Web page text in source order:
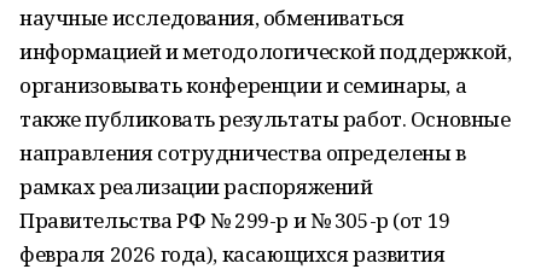
научные исследования, обмениваться
информацией и методологической поддержкой,
организовывать конференции и семинары, а
также публиковать результаты работ. Основные
направления сотрудничества определены в
рамках реализации распоряжений
Правительства РФ № 299-р и № 305-р (от 19
февраля 2026 года), касающихся развития